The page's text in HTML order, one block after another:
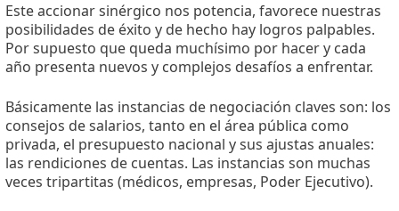
Este accionar sinérgico nos potencia, favorece nuestras
posibilidades de éxito y de hecho hay logros palpables.
Por supuesto que queda muchísimo por hacer y cada
año presenta nuevos y complejos desafíos a enfrentar.
Básicamente las instancias de negociación claves son: los
consejos de salarios, tanto en el área pública como
privada, el presupuesto nacional y sus ajustas anuales:
las rendiciones de cuentas. Las instancias son muchas
veces tripartitas (médicos, empresas, Poder Ejecutivo).